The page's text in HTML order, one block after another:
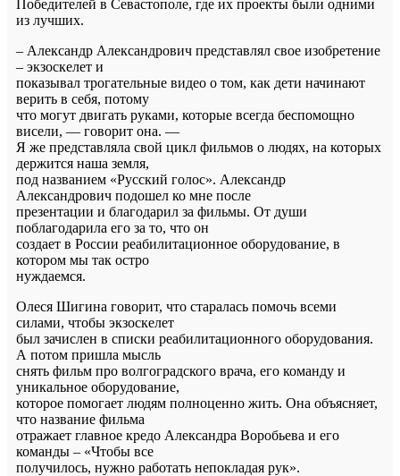
Победителей в Севастополе, где их проекты были одними
из лучших.
– Александр Александрович представлял свое изобретение
– экзоскелет и
показывал трогательные видео о том, как дети начинают
верить в себя, потому
что могут двигать руками, которые всегда беспомощно
висели, — говорит она. —
Я же представляла свой цикл фильмов о людях, на которых
держится наша земля,
под названием «Русский голос». Александр
Александрович подошел ко мне после
презентации и благодарил за фильмы. От души
поблагодарила его за то, что он
создает в России реабилитационное оборудование, в
котором мы так остро
нуждаемся.
Олеся Шигина говорит, что старалась помочь всеми
силами, чтобы экзоскелет
был зачислен в списки реабилитационного оборудования.
А потом пришла мысль
снять фильм про волгоградского врача, его команду и
уникальное оборудование,
которое помогает людям полноценно жить. Она объясняет,
что название фильма
отражает главное кредо Александра Воробьева и его
команды – «Чтобы все
получилось, нужно работать непокладая рук».